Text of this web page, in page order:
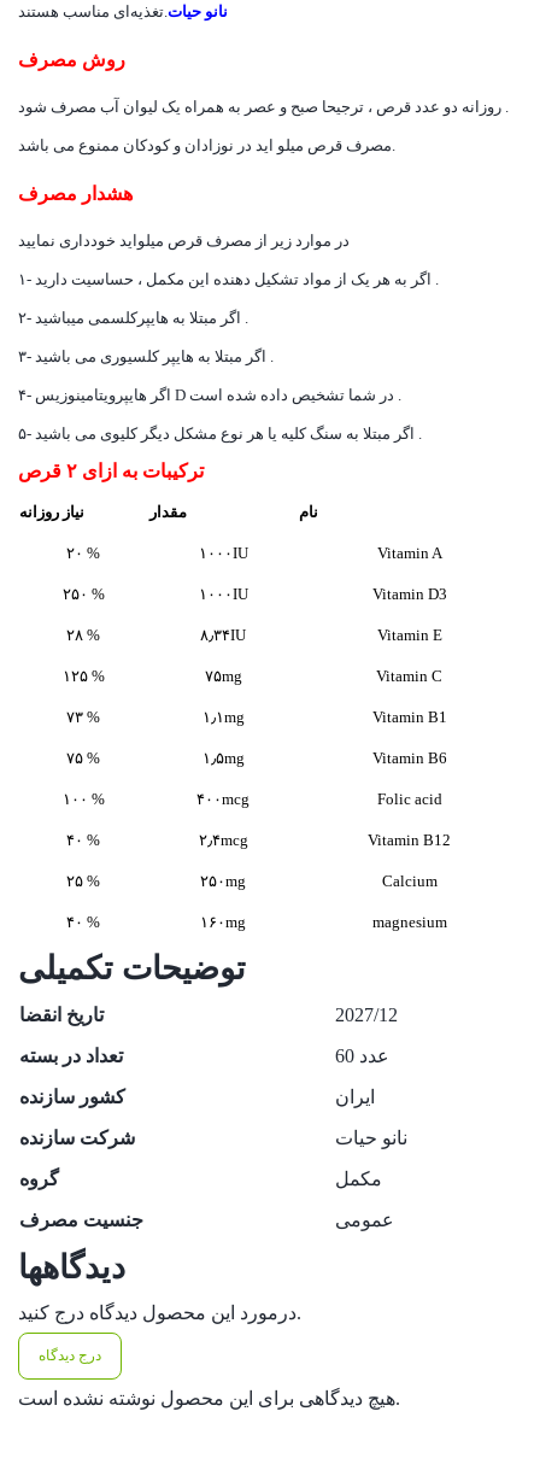
تغذیه‌ای مناسب هستند.
روزانه دو عدد قرص ، ترجیحا صبح و عصر به همراه یک لیوان آب مصرف شود .
مصرف قرص میلو اید در نوزادان و کودکان ممنوع می باشد.
هشدار مصرف
در موارد زیر از مصرف قرص میلواید خودداری نمایید
۱- اگر به هر یک از مواد تشکیل دهنده این مکمل ، حساسیت دارید .
۲- اگر مبتلا به هایپرکلسمی میباشید .
۳- اگر مبتلا به هایپر کلسیوری می باشید .
۴- اگر هایپرویتامینوزیس D در شما تشخیص داده شده است .
۵- اگر مبتلا به سنگ کلیه یا هر نوع مشکل دیگر کلیوی می باشید .
ترکیبات به ازای ۲ قرص
نیاز روزانه
۲۰ % ۱۰۰۰IU Vitamin A
۲۵۰ % ۱۰۰۰IU Vitamin D3
۲۸ % ۸٫۳۴IU Vitamin E
۱۲۵ % ۷۵mg Vitamin C
۷۳ % ۱٫۱mg Vitamin B1
۷۵ % ۱٫۵mg Vitamin B6
۱۰۰ % ۴۰۰mcg Folic acid
۴۰ % ۲٫۴mcg Vitamin B12
۲۵ % ۲۵۰mg Calcium
۴۰ % ۱۶۰mg magnesium
توضیحات تکمیلی
تاریخ انقضا
2027/12
تعداد در بسته
60 عدد
کشور سازنده
ایران
شرکت سازنده
نانو حیات
گروه
مکمل
جنسیت مصرف
عمومی
دیدگاهها
درمورد این محصول دیدگاه درج کنید.
درج دیدگاه
هیچ دیدگاهی برای این محصول نوشته نشده است.